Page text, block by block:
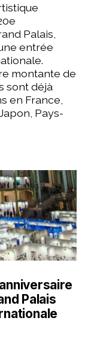
Palais,
entrée
montante de
sont déjà
en France,
Pays-
Palais